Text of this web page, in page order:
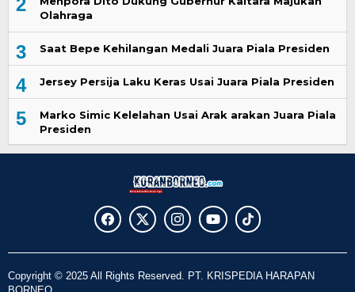
2
Olahraga
3 Saat Bepe Kehilangan Medali Juara Piala Presiden
4 Jersey Persija Laku Keras Usai Juara Piala Presiden
5
Marko Simic Kelelahan Usai Arak arakan Juara Piala
Presiden
Copyright © 2025 All Rights Reserved. PT. KRISPEDIA HARAPAN